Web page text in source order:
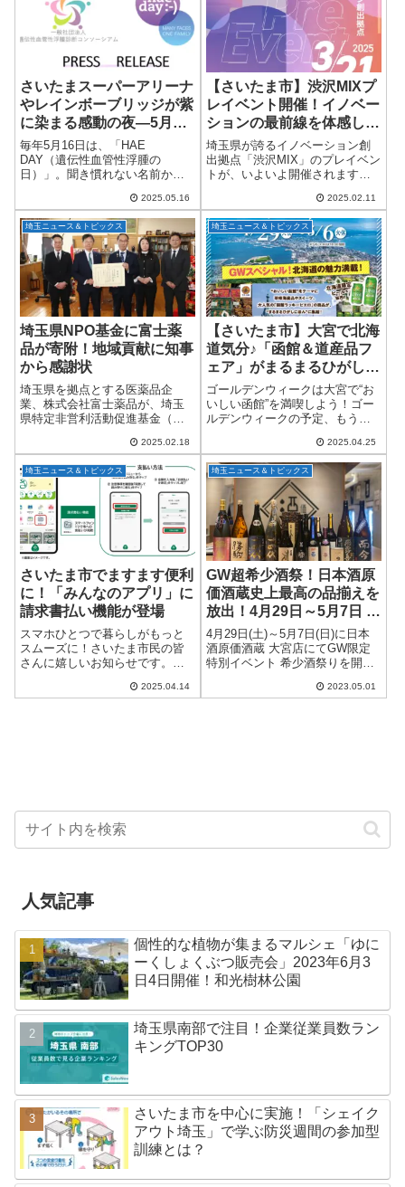
さいたまスーパーアリーナ
やレインボーブリッジが紫
に染まる感動の夜―5月16
日「HAE DAY」ライトア
ップが全国48施設で実
施！
毎年5月16日は、「HAE
DAY（遺伝性血管性浮腫の
日）」。聞き慣れない名前かも
万人に1人が発症するとされる希
少疾患「HAE（遺伝性血管性浮
腫）」の理解を広める大切な日
なんです。そんな...
2025.05.16
【さいたま市】渋沢MIXプ
レイベント開催！イノベー
ションの最前線を体感しよ
う
埼玉県が誇るイノベーション創
出拠点「渋沢MIX」のプレイベン
トが、いよいよ開催されます！
に、注目のプログラム成果発表
会と交流の場が用意されていま
す。新規事業開発やスタートア
ップ支援、ロボテ...
2025.02.11
埼玉ニュース＆トピックス
埼玉県NPO基金に富士薬
品が寄附！地域貢献に知事
から感謝状
埼玉県を拠点とする医薬品企
業、株式会社富士薬品が、埼玉
県特定非営利活動促進基金（通
行い、その功績が称えられまし
た。2025年2月18日、埼玉県庁に
て大野知事より富士薬品に感謝
状が贈呈され...
2025.02.18
埼玉ニュース＆トピックス
【さいたま市】大宮で北海
道気分♪「函館＆道産品フ
ェア」がまるまるひがしに
ほんで開催！
ゴールデンウィークは大宮で“お
いしい函館”を満喫しよう！ゴー
ルデンウィークの予定、もう決
報です！2025年4月29日（火・
祝）から5月6日（火・休日）ま
で、さいたま市大宮区にある
「まるまる...
2025.04.25
埼玉ニュース＆トピックス
さいたま市でますます便利
に！「みんなのアプリ」に
請求書払い機能が登場
スマホひとつで暮らしがもっと
スムーズに！さいたま市民の皆
さんに嬉しいお知らせです。
けアプリ「さいたま市みんなの
2025.04.14
埼玉ニュース＆トピックス
GW超希少酒祭！日本酒原
価酒蔵史上最高の品揃えを
放出！4月29日～5月7日 大
宮店で開催
4月29日(土)～5月7日(日)に日本
酒原価酒蔵 大宮店にてGW限定
特別イベント 希少酒祭りを開催
他、全店舗にて希少酒祭りを
2023.05.01
人気記事
個性的な植物が集まるマルシェ「ゆに
ーくしょくぶつ販売会」2023年6月3
日4日開催！和光樹林公園
埼玉県南部で注目！企業従業員数ラン
キングTOP30
さいたま市を中心に実施！「シェイク
アウト埼玉」で学ぶ防災週間の参加型
訓練とは？